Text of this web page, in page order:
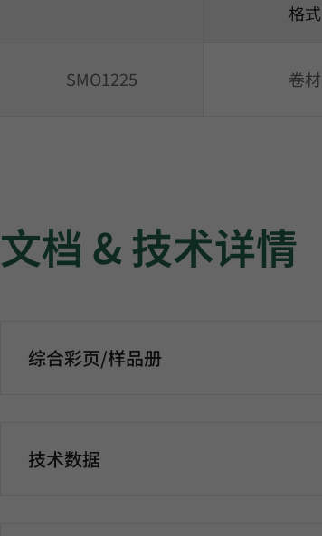
格式
SMO1225 卷材
文档 & 技术详情
综合彩页/样品册
技术数据